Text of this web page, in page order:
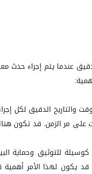
عندما يتم إجراء حدث
والتاريخ الدقيق لكل
على مر الزمن. قد تكون
كوسيلة للتوثيق وحماية
قد يكون لهذا الأمر